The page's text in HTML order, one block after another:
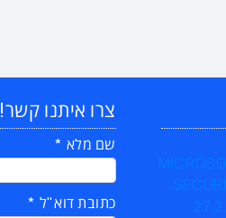
צרו איתנו קשר!
שם מלא
כתובת דוא"ל